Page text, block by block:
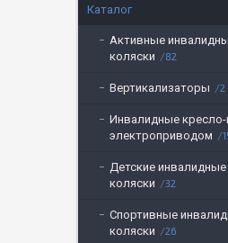
Каталог
Активные
коляски
82
Вертикализаторы 2
Инвалидные кресло-
электроприводом
Детские
коляски
32
Спортивные
коляски
26